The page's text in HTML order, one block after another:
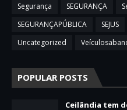
Segurança
SEGURANÇA
SEGURANÇAPÚBLICA
SEJUS
Uncategorized
POPULAR POSTS
Ceilândia tem